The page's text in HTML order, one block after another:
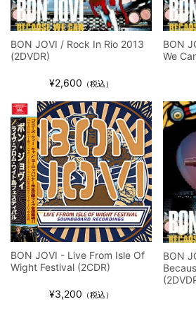
BON JOVI / Rock In Rio 2013
(2DVDR)
¥2,600 （税込）
BON
We
BON JOVI - Live From Isle Of
Wight Festival (2CDR)
¥3,200 （税込）
BON